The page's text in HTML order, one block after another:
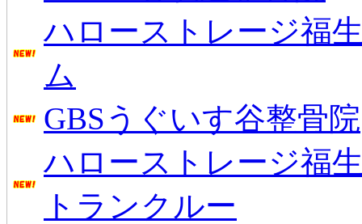
ハローストレージ福
ム
GBSうぐいす谷整骨院
ハローストレージ福
トランクルー